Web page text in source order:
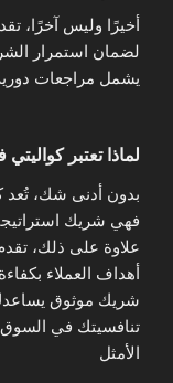
أخيرًا وليس آخرًا،
يشمل مراجعات
لماذا تعتبر
بدون أدنى شك، تُعد
فهي شريك
علاوة على ذلك،
أهداف العملاء
شريك موثوق
تنافسيتك في السوق
الأمثل